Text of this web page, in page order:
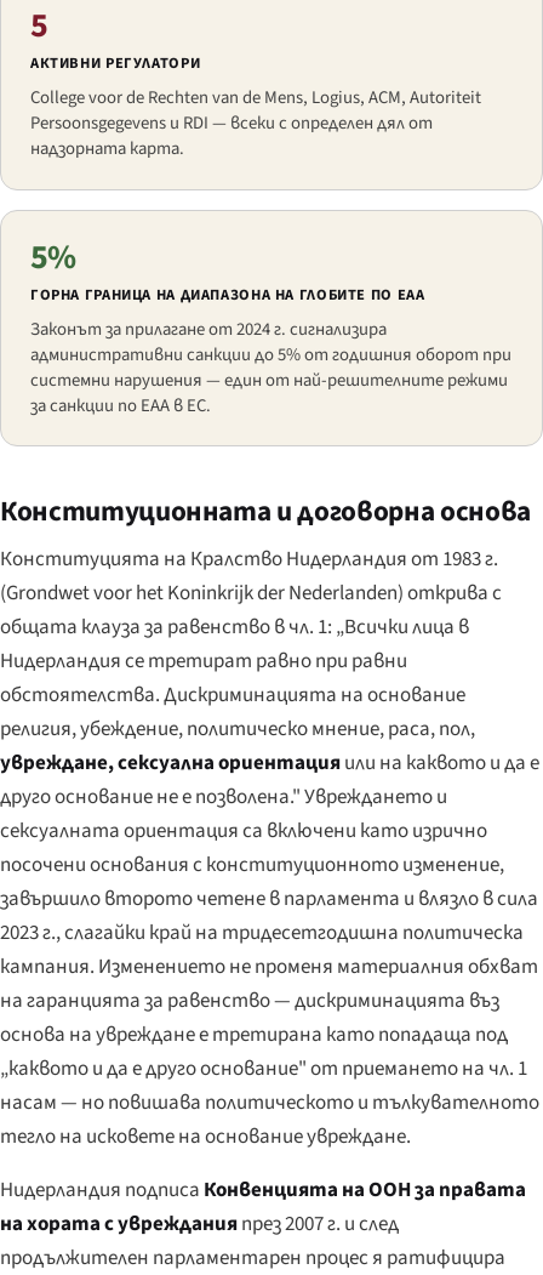
5
АКТИВНИ РЕГУЛАТОРИ
College voor de Rechten van de Mens, Logius, ACM, Autoriteit
Persoonsgegevens и RDI — всеки с определен дял от
надзорната карта.
5%
ГОРНА ГРАНИЦА НА ДИАПАЗОНА НА ГЛОБИТЕ ПО EAA
Законът за прилагане от 2024 г. сигнализира
административни санкции до 5% от годишния оборот при
системни нарушения — един от най-решителните режими
за санкции по EAA в ЕС.
Конституционната и договорна основа
Конституцията на Кралство Нидерландия от 1983 г.
(Grondwet voor het Koninkrijk der Nederlanden) открива с
общата клауза за равенство в чл. 1: „Всички лица в
Нидерландия се третират равно при равни
обстоятелства. Дискриминацията на основание
религия, убеждение, политическо мнение, раса, пол,
увреждане, сексуална ориентацияили на каквото и да е
друго основание не е позволена." Увреждането и
сексуалната ориентация са включени като изрично
посочени основания с конституционното изменение,
завършило второто четене в парламента и влязло в сила
2023 г., слагайки край на тридесетгодишна политическа
кампания. Изменението не променя материалния обхват
на гаранцията за равенство — дискриминацията въз
основа на увреждане е третирана като попадаща под
„каквото и да е друго основание" от приемането на чл. 1
насам — но повишава политическото и тълкувателното
тегло на исковете на основание увреждане.
Нидерландия подписа Конвенцията на ООН за правата
на хората с уврежданияпрез 2007 г. и след
продължителен парламентарен процес я ратифицира